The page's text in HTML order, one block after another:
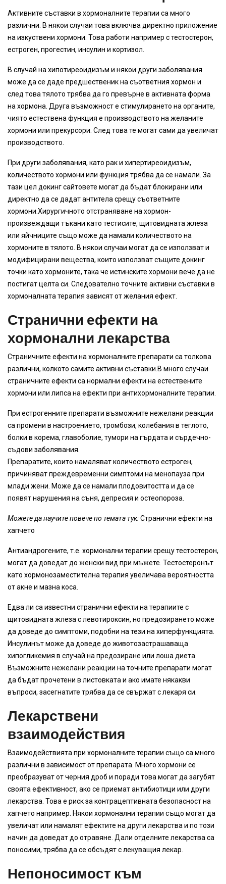
Активните съставки в хормоналните терапии са много
различни. В някои случаи това включва директно приложение
на изкуствени хормони. Това работи например с тестостерон,
естроген, прогестин, инсулин и кортизол.
В случай на хипотиреоидизъм и някои други заболявания
може да се даде предшественик на съответния хормон и
след това тялото трябва да го превърне в активната форма
на хормона. Друга възможност е стимулирането на органите,
чиято естествена функция е производството на желаните
хормони или прекурсори. След това те могат сами да увеличат
производството.
При други заболявания, като рак и хипертиреоидизъм,
количеството хормони или функция трябва да се намали. За
тази цел докинг сайтовете могат да бъдат блокирани или
директно да се дадат антитела срещу съответните
хормони.Хирургичното отстраняване на хормон-
произвеждащи тъкани като тестисите, щитовидната жлеза
или яйчниците също може да намали количеството на
хормоните в тялото. В някои случаи могат да се използват и
модифицирани вещества, които използват същите докинг
точки като хормоните, така че истинските хормони вече да не
постигат целта си. Следователно точните активни съставки в
хормоналната терапия зависят от желания ефект.
Странични ефекти на
хормонални лекарства
Страничните ефекти на хормоналните препарати са толкова
различни, колкото самите активни съставки.В много случаи
страничните ефекти са нормални ефекти на естествените
хормони или липса на ефекти при антихормоналните терапии.
При естрогенните препарати възможните нежелани реакции
са промени в настроението, тромбози, колебания в теглото,
болки в корема, главоболие, тумори на гърдата и сърдечно-
съдови заболявания.
Препаратите, които намаляват количеството естроген,
причиняват преждевременни симптоми на менопауза при
млади жени. Може да се намали плодовитостта и да се
появят нарушения на съня, депресия и остеопороза.
Можете да научите повече по темата тук:Странични ефекти на
хапчето
Антиандрогените, т.е. хормонални терапии срещу тестостерон,
могат да доведат до женски вид при мъжете. Тестостеронът
като хормонозаместителна терапия увеличава вероятността
от акне и мазна коса.
Едва ли са известни странични ефекти на терапиите с
щитовидната жлеза с левотироксин, но предозирането може
да доведе до симптоми, подобни на тези на хиперфункцията.
Инсулинът може да доведе до животозастрашаваща
хипогликемия в случай на предозиране или лоша диета.
Възможните нежелани реакции на точните препарати могат
да бъдат прочетени в листовката и ако имате някакви
въпроси, засегнатите трябва да се свържат с лекаря си.
Лекарствени
взаимодействия
Взаимодействията при хормоналните терапии също са много
различни в зависимост от препарата. Много хормони се
преобразуват от черния дроб и поради това могат да загубят
своята ефективност, ако се приемат антибиотици или други
лекарства. Това е риск за контрацептивната безопасност на
хапчето например. Някои хормонални терапии също могат да
увеличат или намалят ефектите на други лекарства и по този
начин да доведат до отравяне. Дали отделните лекарства са
поносими, трябва да се обсъдят с лекуващия лекар.
Непоносимост към